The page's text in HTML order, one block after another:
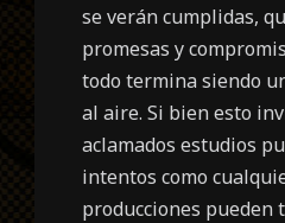
se verán cumplidas,
promesas y
todo termina siendo
al aire. Si bien esto
aclamados estudios
intentos como
producciones pueden